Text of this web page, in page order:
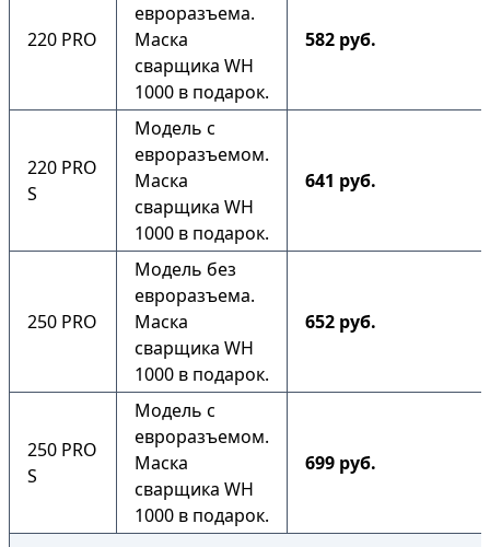
220 PRO
евроразъема.
Маска
сварщика WH
1000 в подарок.
582 руб.
220 PRO
S
Модель с
евроразъемом.
Маска
сварщика WH
1000 в подарок.
641 руб.
250 PRO
Модель без
евроразъема.
Маска
сварщика WH
1000 в подарок.
652 руб.
250 PRO
S
Модель с
евроразъемом.
Маска
сварщика WH
1000 в подарок.
699 руб.